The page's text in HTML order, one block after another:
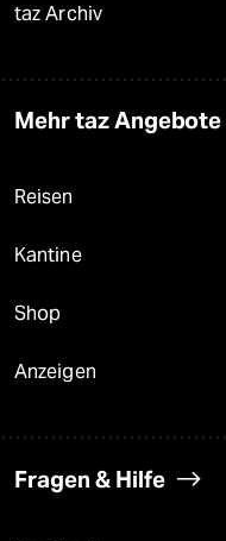
taz Archiv
Mehr taz Angebote
Reisen
Kantine
Shop
Anzeigen
Fragen & Hilfe